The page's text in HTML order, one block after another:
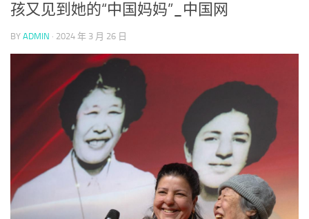
孩又见到她的“中国妈妈”_中国网
BY ADMIN · 2024 年 3 月 26 日